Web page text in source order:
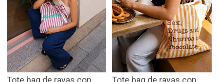
Tote bag de rayas con
Tote bag de rayas con